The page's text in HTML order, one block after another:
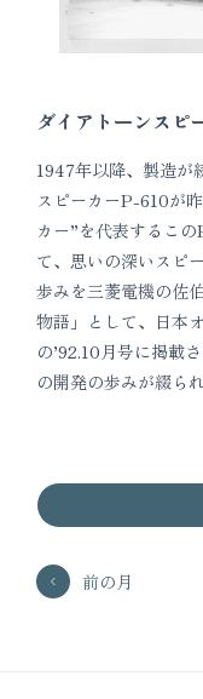
ダイアトーンスピ
1947年以降、製造が
スピーカーP-610が
カー”を代表するこ
て、思いの深いスピ
歩みを三菱電機の佐
物語」として、日本
の’92.10月号に掲載
の開発の歩みが綴ら
前の月